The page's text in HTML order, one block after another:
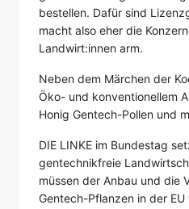
bestellen. Dafür sind
macht also eher die
Landwirt:innen arm.
Neben dem Märchen der
Öko- und konventionellem
Honig Gentech-Pollen und
DIE LINKE im Bundestag
gentechnikfreie
müssen der Anbau und die
Gentech-Pflanzen in der